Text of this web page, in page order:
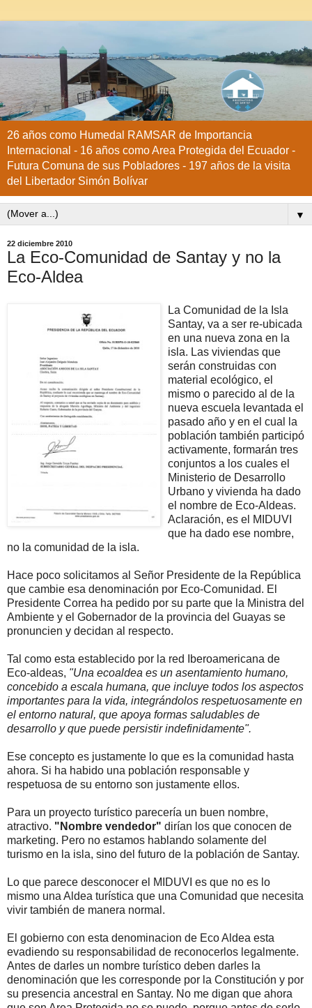
26 años como Humedal RAMSAR de Importancia
Internacional - 16 años como Area Protegida del Ecuador -
Futura Comuna de sus Pobladores - 197 años de la visita
del Libertador Simón Bolívar
▼
22 diciembre 2010
La Eco-Comunidad de Santay y no la
Eco-Aldea
La Comunidad de la Isla
Santay, va a ser re-ubicada
en una nueva zona en la
isla. Las viviendas que
serán construidas con
material ecológico, el
mismo o parecido al de la
nueva escuela levantada el
pasado año y en el cual la
población también participó
activamente, formarán tres
conjuntos a los cuales el
Ministerio de Desarrollo
Urbano y vivienda ha dado
el nombre de Eco-Aldeas.
Aclaración, es el MIDUVI
que ha dado ese nombre,
no la comunidad de la isla.
Hace poco solicitamos al Señor Presidente de la República
que cambie esa denominación por Eco-Comunidad. El
Presidente Correa ha pedido por su parte que la Ministra del
Ambiente y el Gobernador de la provincia del Guayas se
pronuncien y decidan al respecto.
Tal como esta establecido por la red Iberoamericana de
Eco-aldeas, "Una ecoaldea es un asentamiento humano,
concebido a escala humana, que incluye todos los aspectos
importantes para la vida, integrándolos respetuosamente en
el entorno natural, que apoya formas saludables de
desarrollo y que puede persistir indefinidamente".
Ese concepto es justamente lo que es la comunidad hasta
ahora. Si ha habido una población responsable y
respetuosa de su entorno son justamente ellos.
Para un proyecto turístico parecería un buen nombre,
atractivo. "Nombre vendedor" dirían los que conocen de
marketing. Pero no estamos hablando solamente del
turismo en la isla, sino del futuro de la población de Santay.
Lo que parece desconocer el MIDUVI es que no es lo
mismo una Aldea turística que una Comunidad que necesita
vivir también de manera normal.
El gobierno con esta denominacion de Eco Aldea esta
evadiendo su responsabilidad de reconocerlos legalmente.
Antes de darles un nombre turístico deben darles la
denominación que les corresponde por la Constitución y por
su presencia ancestral en Santay. No me digan que ahora